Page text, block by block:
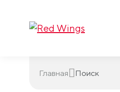
Главная Поиск